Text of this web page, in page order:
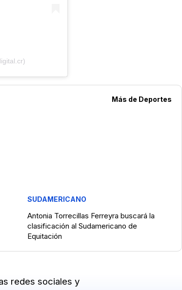
Más de Deportes
SUDAMERICANO
Antonia Torrecillas Ferreyra buscará la
clasificación al Sudamericano de
Equitación
redes sociales y